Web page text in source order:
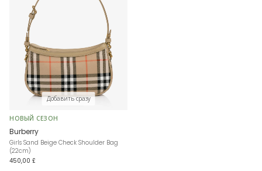
Добавить сразу
НОВЫЙ СЕЗОН
Burberry
Girls Sand Beige Check Shoulder Bag
(22cm)
450,00 £